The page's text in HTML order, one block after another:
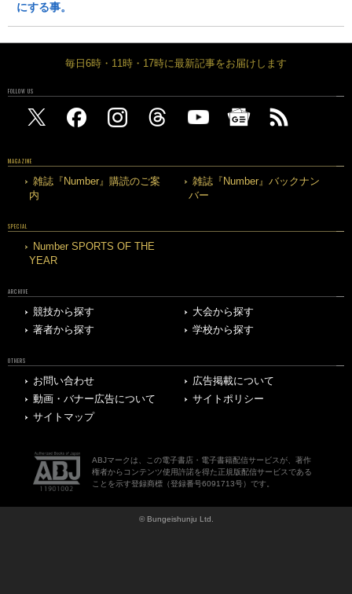
にする事。
毎日6時・11時・17時に最新記事をお届けします
FOLLOW US
MAGAZINE
雑誌『Number』購読のご案
内
雑誌『Number』バックナン
バー
SPECIAL
Number SPORTS OF THE
YEAR
ARCHIVE
競技から探す
大会から探す
著者から探す
学校から探す
OTHERS
お問い合わせ
広告掲載について
動画・バナー広告について
サイトポリシー
サイトマップ
ABJマークは、この電子書店・電子書籍配信サービスが、著作
権者からコンテンツ使用許諾を得た正規版配信サービスである
ことを示す登録商標（登録番号6091713号）です。
© Bungeishunju Ltd.